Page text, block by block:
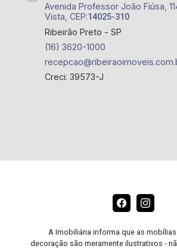
Avenida Professor João Fiúsa,
Vista, CEP:14025-310
Ribeirão Preto - SP
(16) 3620-1000
Creci: 39573-J
A Imobiliária informa que as
decoração são meramente ilustrativos -